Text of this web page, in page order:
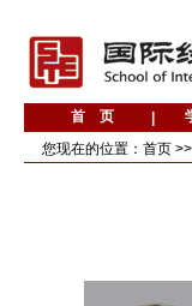
您现在的位置： 首页 >>